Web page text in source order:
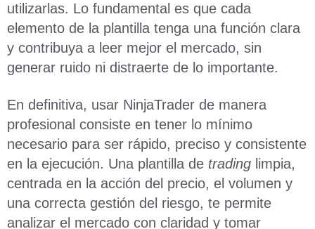
utilizarlas. Lo fundamental es que cada
elemento de la plantilla tenga una función clara
y contribuya a leer mejor el mercado, sin
generar ruido ni distraerte de lo importante.
En definitiva, usar NinjaTrader de manera
profesional consiste en tener lo mínimo
necesario para ser rápido, preciso y consistente
en la ejecución. Una plantilla de trading limpia,
centrada en la acción del precio, el volumen y
una correcta gestión del riesgo, te permite
analizar el mercado con claridad y tomar